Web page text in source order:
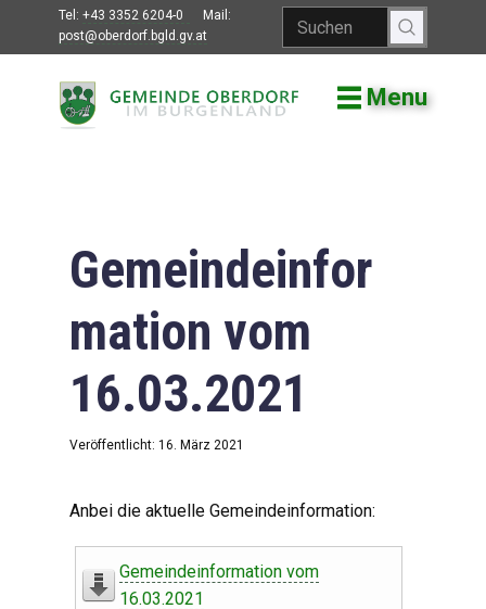
Tel: +43 3352 6204-0
Mail:
post@oberdorf.bgld.gv.at
Menu
Willkommen
Gemeindeamt
Gemeinderat
Bildung
Vereine
Leben in Oberdorf
Gemeindeinfor
mation vom
16.03.2021
Veröffentlicht: 16. März 2021
Anbei die aktuelle Gemeindeinformation:
Gemeindeinformation vom
16.03.2021